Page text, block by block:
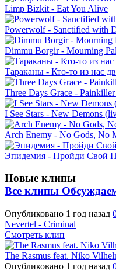
Limp Bizkit - Eat You Alive
Powerwolf - Sanctified with
Dimmu Borgir - Mourning
Тараканы - Кто-то из нас
Three Days Grace -
I See Stars - New Demons
Arch Enemy - No Gods, No
Эпидемия - Пройди Свой
Новые клипы
Все клипы
Опубликовано 1 год назад
Nevertel - Criminal
Смотреть клип
The Rasmus feat. Niko
Опубликовано 1 год назад